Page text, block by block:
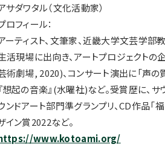
サダワタル（⽂化活動家）
ロフィール：
ーティスト、⽂筆家、近畿⼤学⽂芸学部教
活現場に出向き、アートプロジェクトの
術劇場, 2020)、コンサート演出に「声
想起の⾳楽』(⽔曜社)など。受賞歴に、サ
ンドアート部⾨準グランプリ、CD作品「
イン賞2022など。
www.kotoami.org/